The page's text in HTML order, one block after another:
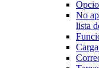
No
lista